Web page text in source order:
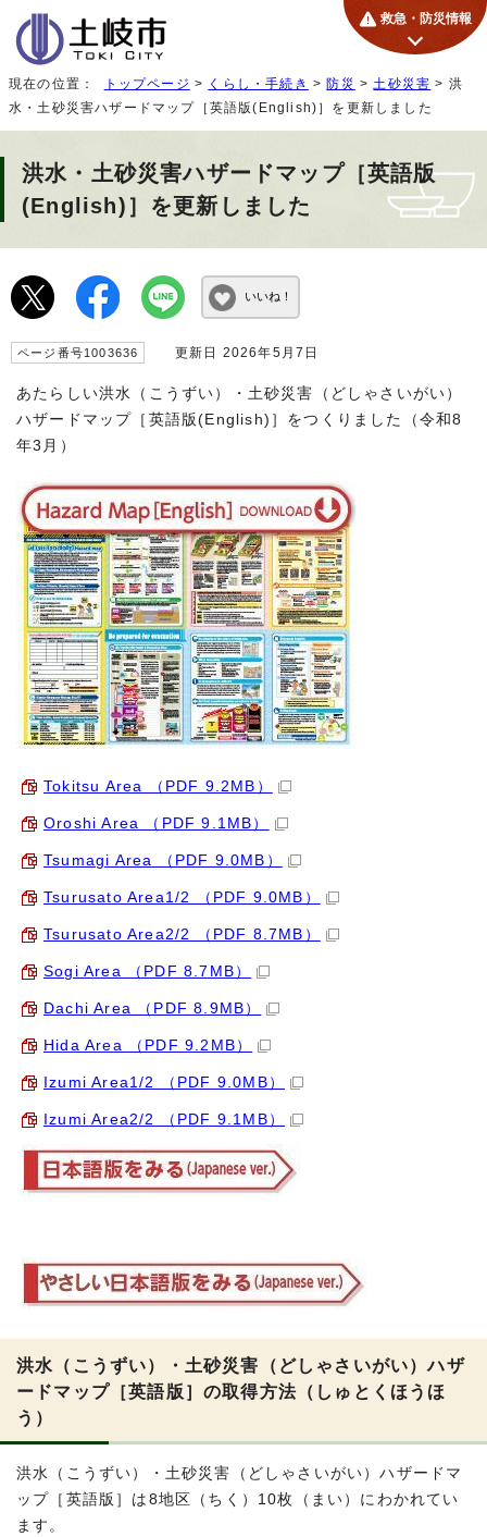
救急・防災情報
現在の位置： トップページ > くらし・手続き >防災 >土砂災害 > 洪
水・土砂災害ハザードマップ［英語版(English)］を更新しました
洪水・土砂災害ハザードマップ［英語版
(English)］を更新しました
いいね！
ページ番号1003636 更新日 2026年5月7日
あたらしい洪水（こうずい）・土砂災害（どしゃさいがい）
ハザードマップ［英語版(English)］をつくりました（令和8
年3月）
Tokitsu Area （PDF 9.2MB）
Oroshi Area （PDF 9.1MB）
Tsumagi Area （PDF 9.0MB）
Tsurusato Area1/2 （PDF 9.0MB）
Tsurusato Area2/2 （PDF 8.7MB）
Sogi Area （PDF 8.7MB）
Dachi Area （PDF 8.9MB）
Hida Area （PDF 9.2MB）
Izumi Area1/2 （PDF 9.0MB）
Izumi Area2/2 （PDF 9.1MB）
洪水（こうずい）・土砂災害（どしゃさいがい）ハザ
ードマップ［英語版］の取得方法（しゅとくほうほ
う）
洪水（こうずい）・土砂災害（どしゃさいがい）ハザードマ
ップ［英語版］は8地区（ちく）10枚（まい）にわかれてい
ます。